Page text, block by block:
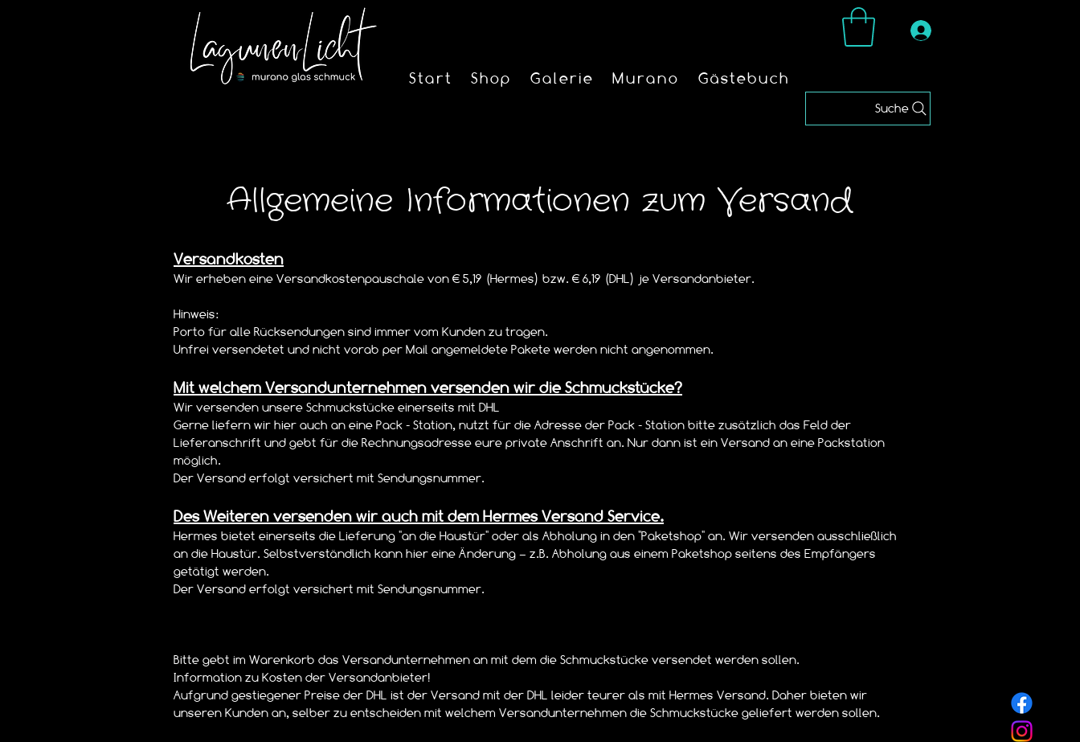
Start Shop Galerie Murano Gästebuch
Suche
Allgemeine Informationen zum Versand
Versandkosten
Wir erheben eine Versandkostenpauschale von € 5,19 (Hermes) bzw. € 6,19 (DHL) je Versandanbieter.
Hinweis:
Porto für alle Rücksendungen sind immer vom Kunden zu tragen.
Unfrei versendetet und nicht vorab per Mail angemeldete Pakete werden nicht angenommen.
Mit welchem Versandunternehmen versenden wir die Schmuckstücke?
Wir versenden unsere Schmuckstücke einerseits mit DHL
Gerne liefern wir hier auch an eine Pack - Station, nutzt für die Adresse der Pack - Station bitte zusätzlich das Feld der
Lieferanschrift und gebt für die Rechnungsadresse eure private Anschrift an. Nur dann ist ein Versand an eine Packstation
möglich.
Der Versand erfolgt versichert mit Sendungsnummer.
Des Weiteren versenden wir auch mit dem Hermes Versand Service.
Hermes bietet einerseits die Lieferung "an die Haustür" oder als Abholung in den "Paketshop" an. Wir versenden ausschließlich
an die Haustür. Selbstverständlich kann hier eine Änderung – z.B. Abholung aus einem Paketshop seitens des Empfängers
getätigt werden.
Der Versand erfolgt versichert mit Sendungsnummer.
Bitte gebt im Warenkorb das Versandunternehmen an mit dem die Schmuckstücke versendet werden sollen.
Information zu Kosten der Versandanbieter!
Aufgrund gestiegener Preise der DHL ist der Versand mit der DHL leider teurer als mit Hermes Versand. Daher bieten wir
unseren Kunden an, selber zu entscheiden mit welchem Versandunternehmen die Schmuckstücke geliefert werden sollen.